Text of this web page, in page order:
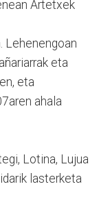
Artetxek
Lehenengoan
eta
eta
ahala
Lotina, Lujua
lasterketa